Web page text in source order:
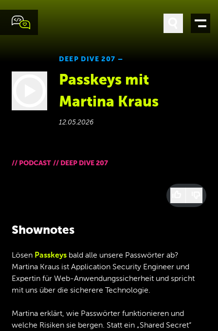
DEEP DIVE 207 –
Passkeys mit
Martina Kraus
12.05.2026
// PODCAST // DEEP DIVE 207
Shownotes
Lösen Passkeys bald alle unsere Passwörter ab?
Martina Kraus ist Application Security Engineer und
Expertin für Web-Anwendungssicherheit und spricht
mit uns über die sicherere Technologie.
Martina erklärt, wie Passwörter funktionieren und
welche Risiken sie bergen. Statt ein „Shared Secret“